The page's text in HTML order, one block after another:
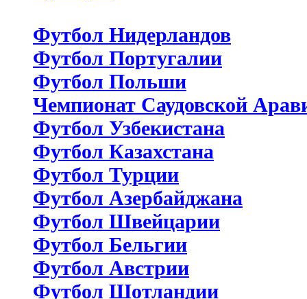
Футбол Нидерландов
Футбол Португалии
Футбол Польши
Чемпионат Саудовской
Футбол Узбекистана
Футбол Казахстана
Футбол Турции
Футбол Азербайджана
Футбол Швейцарии
Футбол Бельгии
Футбол Австрии
Футбол Шотландии